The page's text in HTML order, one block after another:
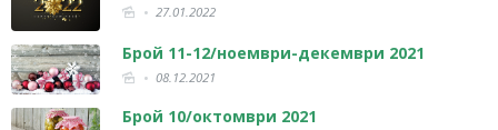
27.01.2022
Брой 11-12/ноември-декември 2021
08.12.2021
Брой 10/октомври 2021